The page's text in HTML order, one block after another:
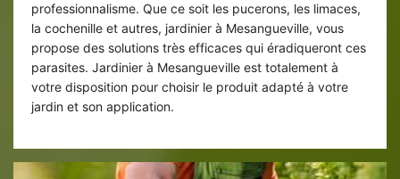
professionnalisme. Que ce soit les pucerons, les limaces,
la cochenille et autres, jardinier à Mesangueville, vous
propose des solutions très efficaces qui éradiqueront ces
parasites. Jardinier à Mesangueville est totalement à
votre disposition pour choisir le produit adapté à votre
jardin et son application.